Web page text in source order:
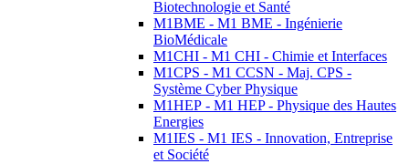
Biotechnologie et Santé
M1BME - M1 BME - Ingénierie
BioMédicale
M1CHI - M1 CHI - Chimie et Interfaces
M1CPS - M1 CCSN - Maj. CPS -
Système Cyber Physique
M1HEP - M1 HEP - Physique des Hautes
Energies
M1IES - M1 IES - Innovation, Entreprise
et Société